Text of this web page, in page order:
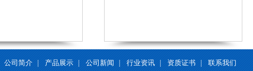
公司简介 | 产品展示 | 公司新闻 | 行业资讯 | 资质证书 | 联系我们